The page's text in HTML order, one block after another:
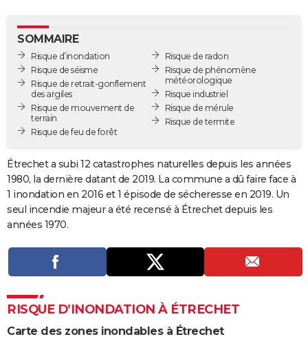
GUIDES D'ACHAT
BONS PLANS
CARTE DE VOEUX
Carte de Noël
Carte Bonne année
Carte Saint-Valentin
Carte Pâques
Carte d'anniversaire
DICTIONNAIRE
PROGRAMME TV
COPAINS D'AVANT
S'inscrire
Se connecter
Lycées
Collèges
Primaires
Universités
Entreprises
Service militaire
Avis de recherche
AVIS DE DÉCÈS
SOMMAIRE
Risque d’inondation
Risque de séisme
Risque de retrait-gonflement
des argiles
Risque de mouvement de
terrain
Risque de feu de forêt
Risque de radon
Risque de phénomène
météorologique
Risque industriel
Risque de mérule
Risque de termite
Étrechet a subi 12 catastrophes naturelles depuis les années
1980, la dernière datant de 2019. La commune a dû faire face à
1 inondation en 2016 et 1 épisode de sécheresse en 2019. Un
seul incendie majeur a été recensé à Étrechet depuis les
années 1970.
RISQUE D’INONDATION À ÉTRECHET
Carte des zones inondables à Étrechet